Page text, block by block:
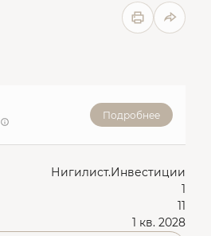
Подробнее
Нигилист.Инвестиции
1
11
1 кв. 2028